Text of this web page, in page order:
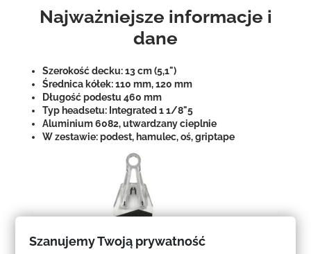
Najważniejsze informacje i
dane
Szerokość decku: 13 cm (5,1")
Średnica kółek: 110 mm, 120 mm
Długość podestu 460 mm
Typ headsetu: Integrated 1 1/8"5
Aluminium 6082, utwardzany cieplnie
W zestawie: podest, hamulec, oś, griptape
Szanujemy Twoją prywatność